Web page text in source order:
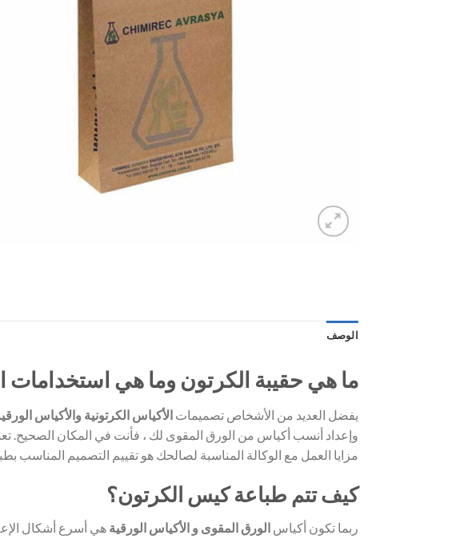
الوصف
ما هي حقيبة الكرتون وما هي استخدامات
يفضل العديد من الأشخاص تصميمات الأكياس الكرتونية والأكياس
وإعداد أنسب أكياس من الورق المقوى لك ، فأنت في المكان الصحيح.
مزايا العمل مع الوكالة المناسبة لصالحك هو تقييم التصميم المناسب
كيف تتم طباعة كيس الكرتون؟
ربما تكون أكياس الورق المقوى و الأكياس الورقية هي أسرع أشكال